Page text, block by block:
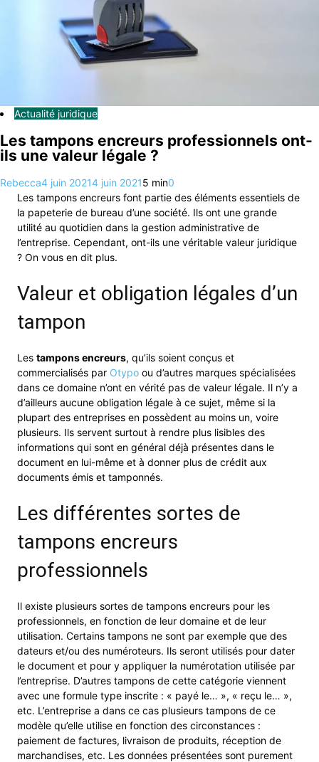
Actualité juridique
Les tampons encreurs professionnels ont-
ils une valeur légale ?
Rebecca4 juin 20214 juin 20215 min0
Les tampons encreurs font partie des éléments essentiels de
la papeterie de bureau d’une société. Ils ont une grande
utilité au quotidien dans la gestion administrative de
l’entreprise. Cependant, ont-ils une véritable valeur juridique
? On vous en dit plus.
Valeur et obligation légales d’un
tampon
Les tampons encreurs, qu’ils soient conçus et
commercialisés par Otypo ou d’autres marques spécialisées
dans ce domaine n’ont en vérité pas de valeur légale. Il n’y a
d’ailleurs aucune obligation légale à ce sujet, même si la
plupart des entreprises en possèdent au moins un, voire
plusieurs. Ils servent surtout à rendre plus lisibles des
informations qui sont en général déjà présentes dans le
document en lui-même et à donner plus de crédit aux
documents émis et tamponnés.
Les différentes sortes de
tampons encreurs
professionnels
Il existe plusieurs sortes de tampons encreurs pour les
professionnels, en fonction de leur domaine et de leur
utilisation. Certains tampons ne sont par exemple que des
dateurs et/ou des numéroteurs. Ils seront utilisés pour dater
le document et pour y appliquer la numérotation utilisée par
l’entreprise. D’autres tampons de cette catégorie viennent
avec une formule type inscrite : « payé le… », « reçu le… »,
etc. L’entreprise a dans ce cas plusieurs tampons de ce
modèle qu’elle utilise en fonction des circonstances :
paiement de factures, livraison de produits, réception de
marchandises, etc. Les données présentées sont purement